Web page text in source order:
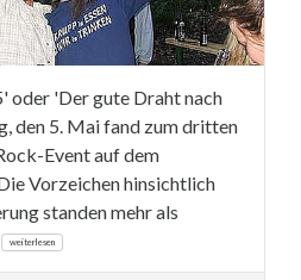
oder 'Der gute Draht nach
den 5. Mai fand zum dritten
Event auf dem
Vorzeichen hinsichtlich
standen mehr als
weiterlesen